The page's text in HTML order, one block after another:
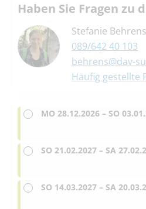
Haben Sie Fragen zu
Stefanie Behrens
089/642 40 103
behrens@dav-
Häufig gestellte
MO 28.12.2026 – SO
SO 21.02.2027 – SA
SO 14.03.2027 – SA